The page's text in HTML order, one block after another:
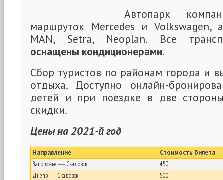
Автопарк
маршруток Mercedes и Volkswagen,
MAN, Setra, Neoplan. Все
оснащены кондиционерами.
Сбор туристов по районам города и
отдыха. Доступно онлайн-
детей и при поездке в две стороны
скидки.
Цены на 2021-й год
Направление
Стоимость билета
Запорожье ― Скадовск
450
Днепр ― Скадовск
500